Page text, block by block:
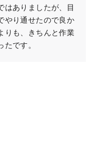
はありましたが、目
やり通せたので良か
りも、きちんと作業
です。